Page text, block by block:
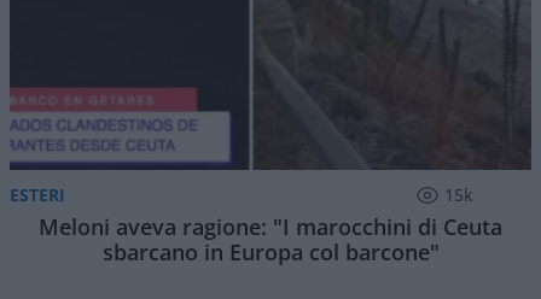
ESTERI 15k
Meloni aveva ragione: "I marocchini di Ceuta
sbarcano in Europa col barcone"